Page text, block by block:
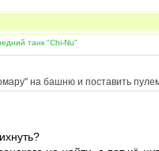
танк "Chi-Nu"
на башню и поставить